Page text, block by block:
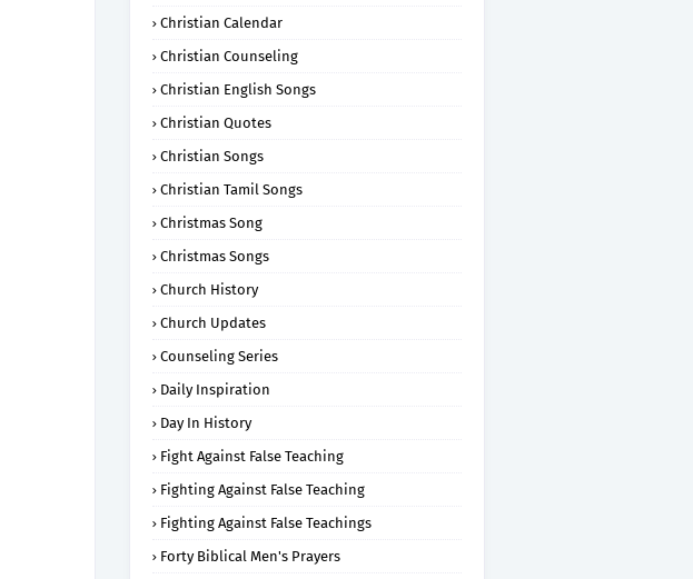
Christian Calendar
Christian Counseling
Christian English Songs
Christian Quotes
Christian Songs
Christian Tamil Songs
Christmas Song
Christmas Songs
Church History
Church Updates
Counseling Series
Daily Inspiration
Day In History
Fight Against False Teaching
Fighting Against False Teaching
Fighting Against False Teachings
Forty Biblical Men's Prayers